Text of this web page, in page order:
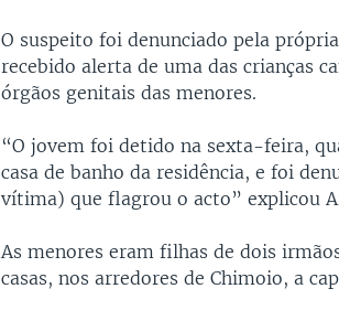
O suspeito foi denunciado pela
recebido alerta de uma das crianças
órgãos genitais das menores.
“O jovem foi detido na sexta-feira,
casa de banho da residência, e foi
vítima) que flagrou o acto” explicou
As menores eram filhas de dois
casas, nos arredores de Chimoio, a